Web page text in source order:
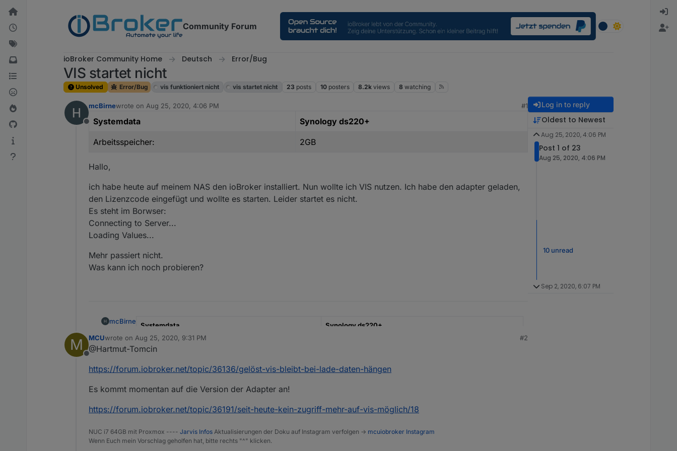
Skip to content
Community Forum
ioBroker Community Home Deutsch Error/Bug
VIS startet nicht
Unsolved Error/Bug vis funktioniert nicht vis startet nicht 23 posts 10 posters 8.2k views 8 watching
Offline
mcBirnewrote on Aug 25, 2020, 4:06 PM
last edited by
#1
Systemdata Synology ds220+
Arbeitsspeicher: 2GB
Hallo,
ich habe heute auf meinem NAS den ioBroker installiert. Nun wollte ich VIS nutzen. Ich habe den adapter geladen,
den Lizenzcode eingefügt und wollte es starten. Leider startet es nicht.
Es steht im Borwser:
Connecting to Server...
Loading Values...
Mehr passiert nicht.
Was kann ich noch probieren?
mcBirne
Systemdata Synology ds220+
Arbeitsspeicher:
Hallo,
ich habe heute auf meinem NAS den ioBroker installiert. Nun wollte ich VIS nutzen. Ich habe den adapter geladen, den
Lizenzcode eingefügt und wollte es starten. Leider startet es nicht.
Connecting to Server...
Mehr passiert nicht.
Was kann ich noch probieren?
M
Offline
MCUwrote on Aug 25, 2020, 9:31 PM
last edited by
#2
@Hartmut-Tomcin
https://forum.iobroker.net/topic/36136/gelöst-vis-bleibt-bei-lade-daten-hängen
Es kommt momentan auf die Version der Adapter an!
https://forum.iobroker.net/topic/36191/seit-heute-kein-zugriff-mehr-auf-vis-möglich/18
NUC i7 64GB mit Proxmox ---- Jarvis Infos Aktualisierungen der Doku auf Instagram verfolgen -> mcuiobroker Instagram
Wenn Euch mein Vorschlag geholfen hat, bitte rechts "^" klicken.
Log in to reply
Oldest to Newest
Aug 25, 2020, 4:06 PM
Post 1 of 23
Aug 25, 2020, 4:06 PM
10 unread
Sep 2, 2020, 6:07 PM